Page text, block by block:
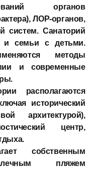
органов
ЛОР-органов,
систем. Санаторий
и семьи с детьми.
методы
и современные
располагаются
исторический
архитектурой),
центр,
собственным
пляжем